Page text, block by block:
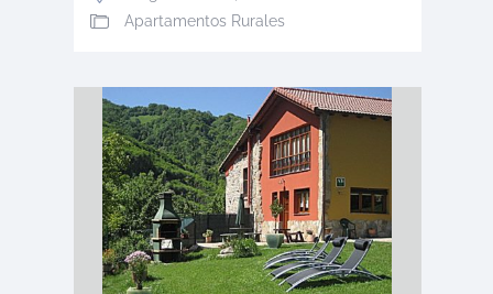
Apartamentos Rurales